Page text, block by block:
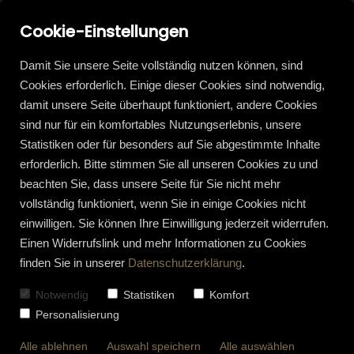
Cookie-Einstellungen
Damit Sie unsere Seite vollständig nutzen können, sind
Cookies erforderlich. Einige dieser Cookies sind notwendig,
damit unsere Seite überhaupt funktioniert, andere Cookies
sind nur für ein komfortables Nutzungserlebnis, unsere
Statistiken oder für besonders auf Sie abgestimmte Inhalte
erforderlich. Bitte stimmen Sie all unseren Cookies zu und
beachten Sie, dass unsere Seite für Sie nicht mehr
vollständig funktioniert, wenn Sie in einige Cookies nicht
einwilligen. Sie können Ihre Einwilligung jederzeit widerrufen.
Einen Widerrufslink und mehr Informationen zu Cookies
finden Sie in unserer Datenschutzerklärung.
Notwendig Statistiken
Komfort
Personalisierung
Alle ablehnen Auswahl speichern Alle auswählen